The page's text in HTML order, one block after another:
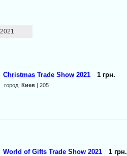
Christmas Trade Show 2021 1 грн.
город:Киев | 205
World of Gifts Trade Show 2021 1 грн.